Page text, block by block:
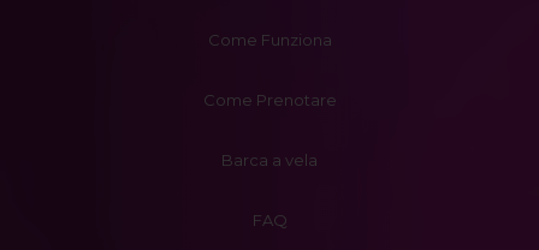
Come Funziona
Come Prenotare
Barca a vela
FAQ